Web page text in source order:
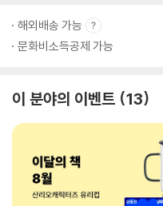
해외배송 가능
문화비소득공제 가능
이 분야의 이벤트 13